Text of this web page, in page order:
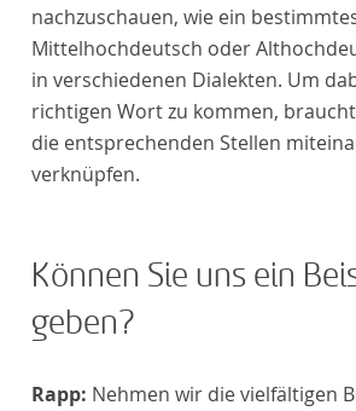
nachzuschauen, wie ein
Mittelhochdeutsch oder
in verschiedenen Dialekten. Um
richtigen Wort zu kommen,
die entsprechenden Stellen
verknüpfen.
Können Sie uns ein
geben?
Rapp: Nehmen wir die vielfältigen